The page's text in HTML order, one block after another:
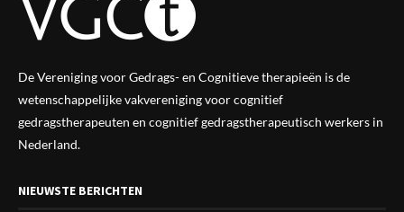
De Vereniging voor Gedrags- en Cognitieve therapieën is de
wetenschappelijke vakverenigingvoor cognitief
gedragstherapeuten en cognitief gedragstherapeutisch werkers in
Nederland.
NIEUWSTE BERICHTEN